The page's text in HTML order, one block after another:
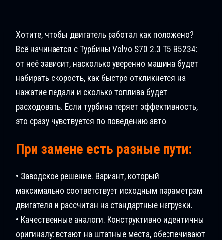
Хотите, чтобы двигатель работал как положено?
Всё начинается с Турбины Volvo S70 2.3 T5 B5234:
от неё зависит, насколько уверенно машина будет
набирать скорость, как быстро откликнется на
нажатие педали и сколько топлива будет
расходовать. Если турбина теряет эффективность,
это сразу чувствуется по поведению авто.
При замене есть разные пути:
• Заводское решение. Вариант, который
максимально соответствует исходным параметрам
двигателя и рассчитан на стандартные нагрузки.
• Качественные аналоги. Конструктивно идентичны
оригиналу: встают на штатные места, обеспечивают